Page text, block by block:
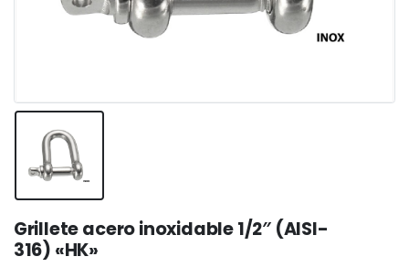
Grillete acero inoxidable 1/2″ (AISI-
316) «HK»